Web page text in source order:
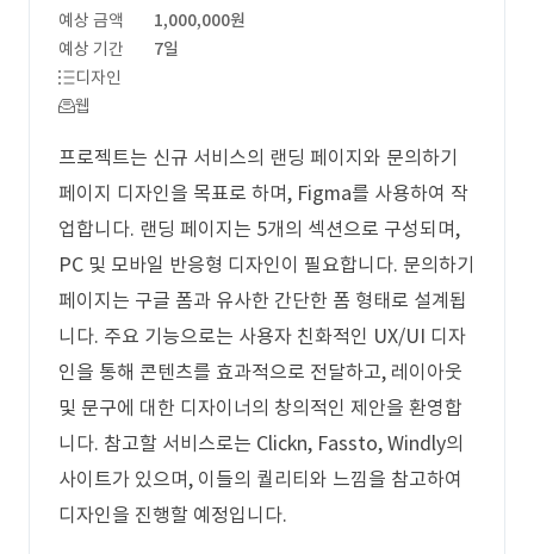
예상 금액
1,000,000원
예상 기간
7일
디자인
웹
프로젝트는 신규 서비스의 랜딩 페이지와 문의하기
페이지 디자인을 목표로 하며, Figma를 사용하여 작
업합니다. 랜딩 페이지는 5개의 섹션으로 구성되며,
PC 및 모바일 반응형 디자인이 필요합니다. 문의하기
페이지는 구글 폼과 유사한 간단한 폼 형태로 설계됩
니다. 주요 기능으로는 사용자 친화적인 UX/UI 디자
인을 통해 콘텐츠를 효과적으로 전달하고, 레이아웃
및 문구에 대한 디자이너의 창의적인 제안을 환영합
니다. 참고할 서비스로는 Clickn, Fassto, Windly의
사이트가 있으며, 이들의 퀄리티와 느낌을 참고하여
디자인을 진행할 예정입니다.